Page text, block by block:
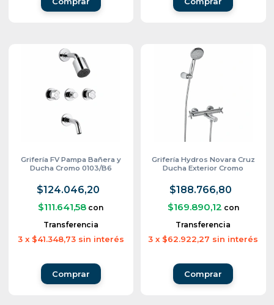
Grifería FV Pampa Bañera y
Ducha Cromo 0103/B6
$124.046,20
$111.641,58 con
Transferencia
3 x $41.348,73 sin interés
Grifería Hydros Novara Cruz
Ducha Exterior Cromo
$188.766,80
$169.890,12 con
Transferencia
3 x $62.922,27 sin interés